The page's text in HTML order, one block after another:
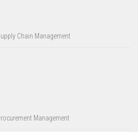
Chain Management
Management